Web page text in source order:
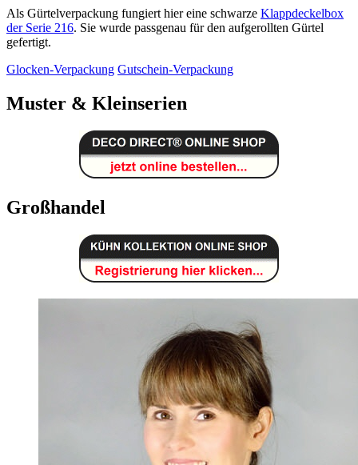
Als Gürtelverpackung fungiert hier eine schwarze Klappdeckelbox
der Serie 216. Sie wurde passgenau für den aufgerollten Gürtel
gefertigt.
Glocken-Verpackung Gutschein-Verpackung
Muster & Kleinserien
Großhandel